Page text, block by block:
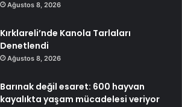
Ağustos 8, 2026
Kırklareli’nde Kanola Tarlaları
Denetlendi
Ağustos 8, 2026
Barınak değil esaret: 600 hayvan
kayalıkta yaşam mücadelesi veriyor